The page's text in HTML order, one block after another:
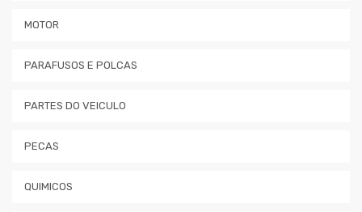
MOTOR
PARAFUSOS E POLCAS
PARTES DO VEICULO
PECAS
QUIMICOS